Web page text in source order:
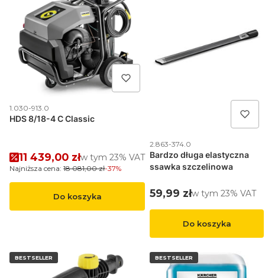
Kod produktu
1.030-913.0
HDS 8/18-4 C Classic
Cena promocyjna brutto
11 439,00 złw tym %s VAT
w tym 23% VAT
Najniższa cena: 18 081,00 zł-37%
Do koszyka
Kod produktu
2.863-374.0
Bardzo długa elastyczna
ssawka szczelinowa
Cena brutto
59,99 złw tym %s VAT
w tym 23% VAT
Do koszyka
BESTSELLER BESTSELLER